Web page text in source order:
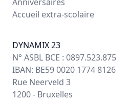
Accueil extra-scolaire
DYNAMIX 23
N° ASBL BCE : 0897.523.875
IBAN: BE59 0020 1774 8126
Rue Neerveld 3
1200 - Bruxelles